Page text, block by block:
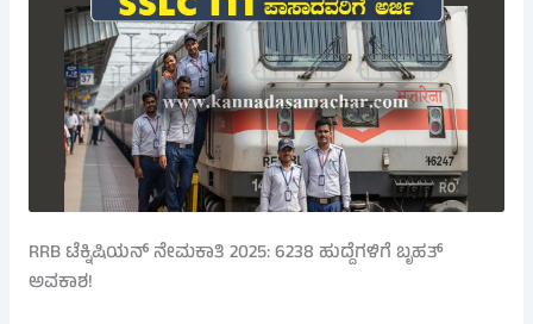
RRB ಟೆಕ್ನಿಷಿಯನ್ ನೇಮಕಾತಿ 2025: 6238 ಹುದ್ದೆಗಳಿಗೆ ಬೃಹತ್
ಅವಕಾಶ!